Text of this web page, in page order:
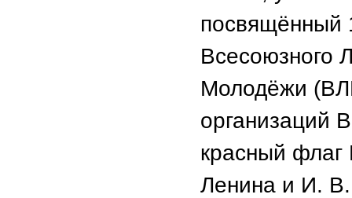
посвящённый
Всесоюзного
Молодёжи
организаций
красный
Ленина и И.